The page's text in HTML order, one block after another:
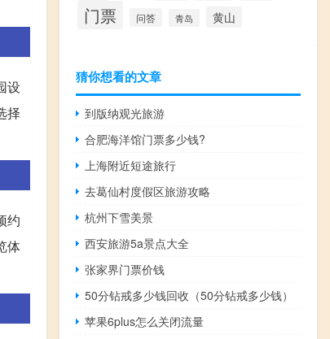
设
择
约
体
门票 问答 青岛 黄山
猜你想看的文章
到版纳观光旅游
合肥海洋馆门票多少钱?
上海附近短途旅行
去葛仙村度假区旅游攻略
杭州下雪美景
西安旅游5a景点大全
张家界门票价钱
50分钻戒多少钱回收（50分钻戒多少钱）
苹果6plus怎么关闭流量